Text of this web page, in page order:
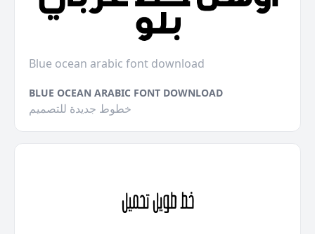
Blue ocean arabic font download
BLUE OCEAN ARABIC FONT DOWNLOAD
خطوط جديدة للتصميم